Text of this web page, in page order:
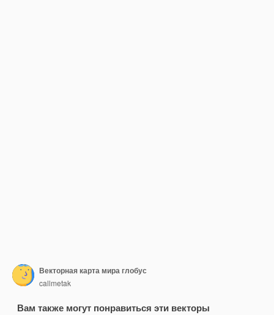
Векторная карта мира глобус
callmetak
Вам также могут понравиться эти векторы